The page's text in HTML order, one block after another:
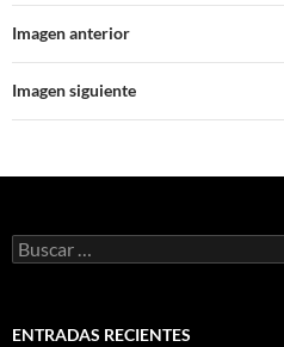
Imagen anterior
Imagen siguiente
Buscar:
ENTRADAS RECIENTES